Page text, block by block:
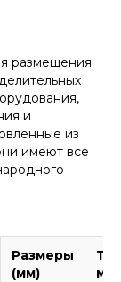
размещения
и
из
имеют все
Размеры
(мм)